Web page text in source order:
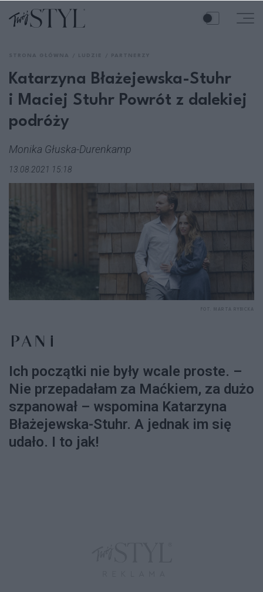
Katarzyna Błażejewska-Stuhr
i Maciej Stuhr Powrót z dalekiej
podróży
Monika Głuska-Durenkamp
13.08.2021 15:18
Ich początki nie były wcale proste. –
Nie przepadałam za Maćkiem, za dużo
szpanował – wspomina Katarzyna
Błażejewska-Stuhr. A jednak im się
udało. I to jak!